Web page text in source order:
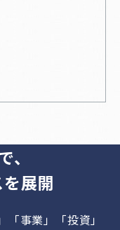
展開
事業」「投資」